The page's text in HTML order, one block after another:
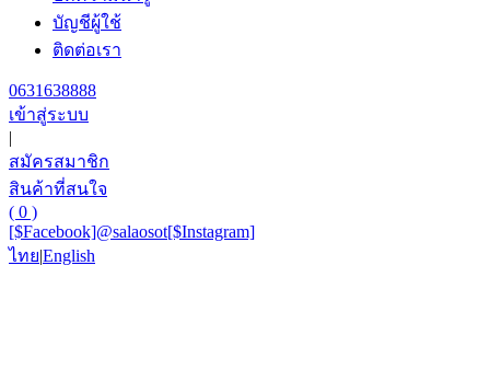
บัญชีผู้ใช้
ติดต่อเรา
0631638888
เข้าสู่ระบบ
|
สมัครสมาชิก
สินค้าที่สนใจ
( 0 )
[$Facebook]@salaosot[$Instagram]
ไทย|English